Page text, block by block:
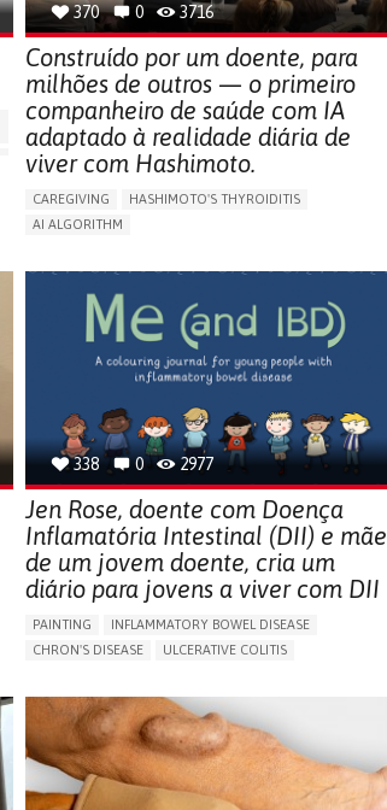
370 0 3716
Construído por um doente, para
milhões de outros — o primeiro
companheiro de saúde com IA
adaptado à realidade diária de
viver com Hashimoto.
CAREGIVING
HASHIMOTO'S THYROIDITIS
AI ALGORITHM
ENHANCING HEALTH LITERACY
MANAGE MEDICATION
RAISE AWARENESS
CAREGIVING SUPPORT
ENDOCRINOLOGY
MONTENEGRO
338 0 2977
Jen Rose, doente com Doença
Inflamatória Intestinal (DII) e mãe
de um jovem doente, cria um
diário para jovens a viver com DII
PAINTING
INFLAMMATORY BOWEL DISEASE
CHRON'S DISEASE
ULCERATIVE COLITIS
CHRONIC PAIN
FATIGUE FEVER
DIARRHEA
NAUSEAS
VOMITING (REGURGITATION)
WEIGHT LOSS
ENHANCING HEALTH LITERACY
RAISE AWARENESS
GASTROENTEROLOGY
PEDIATRICS
UNITED KINGDOM